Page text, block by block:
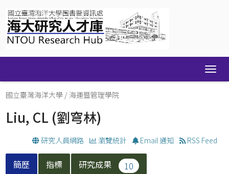
navigation
國立臺灣海洋大學 / 海運暨管理學院
Liu, CL (劉穹林)
研究人員網路 瀏覽統計 Email 通知 RSS Feed
簡歷 指標 研究成果
10